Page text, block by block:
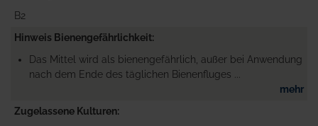
B2
Hinweis Bienengefährlichkeit
Das Mittel wird als bienengefährlich, außer bei Anwendung
nach dem Ende des täglichen Bienenfluges ...
mehr
Zugelassene Kulturen